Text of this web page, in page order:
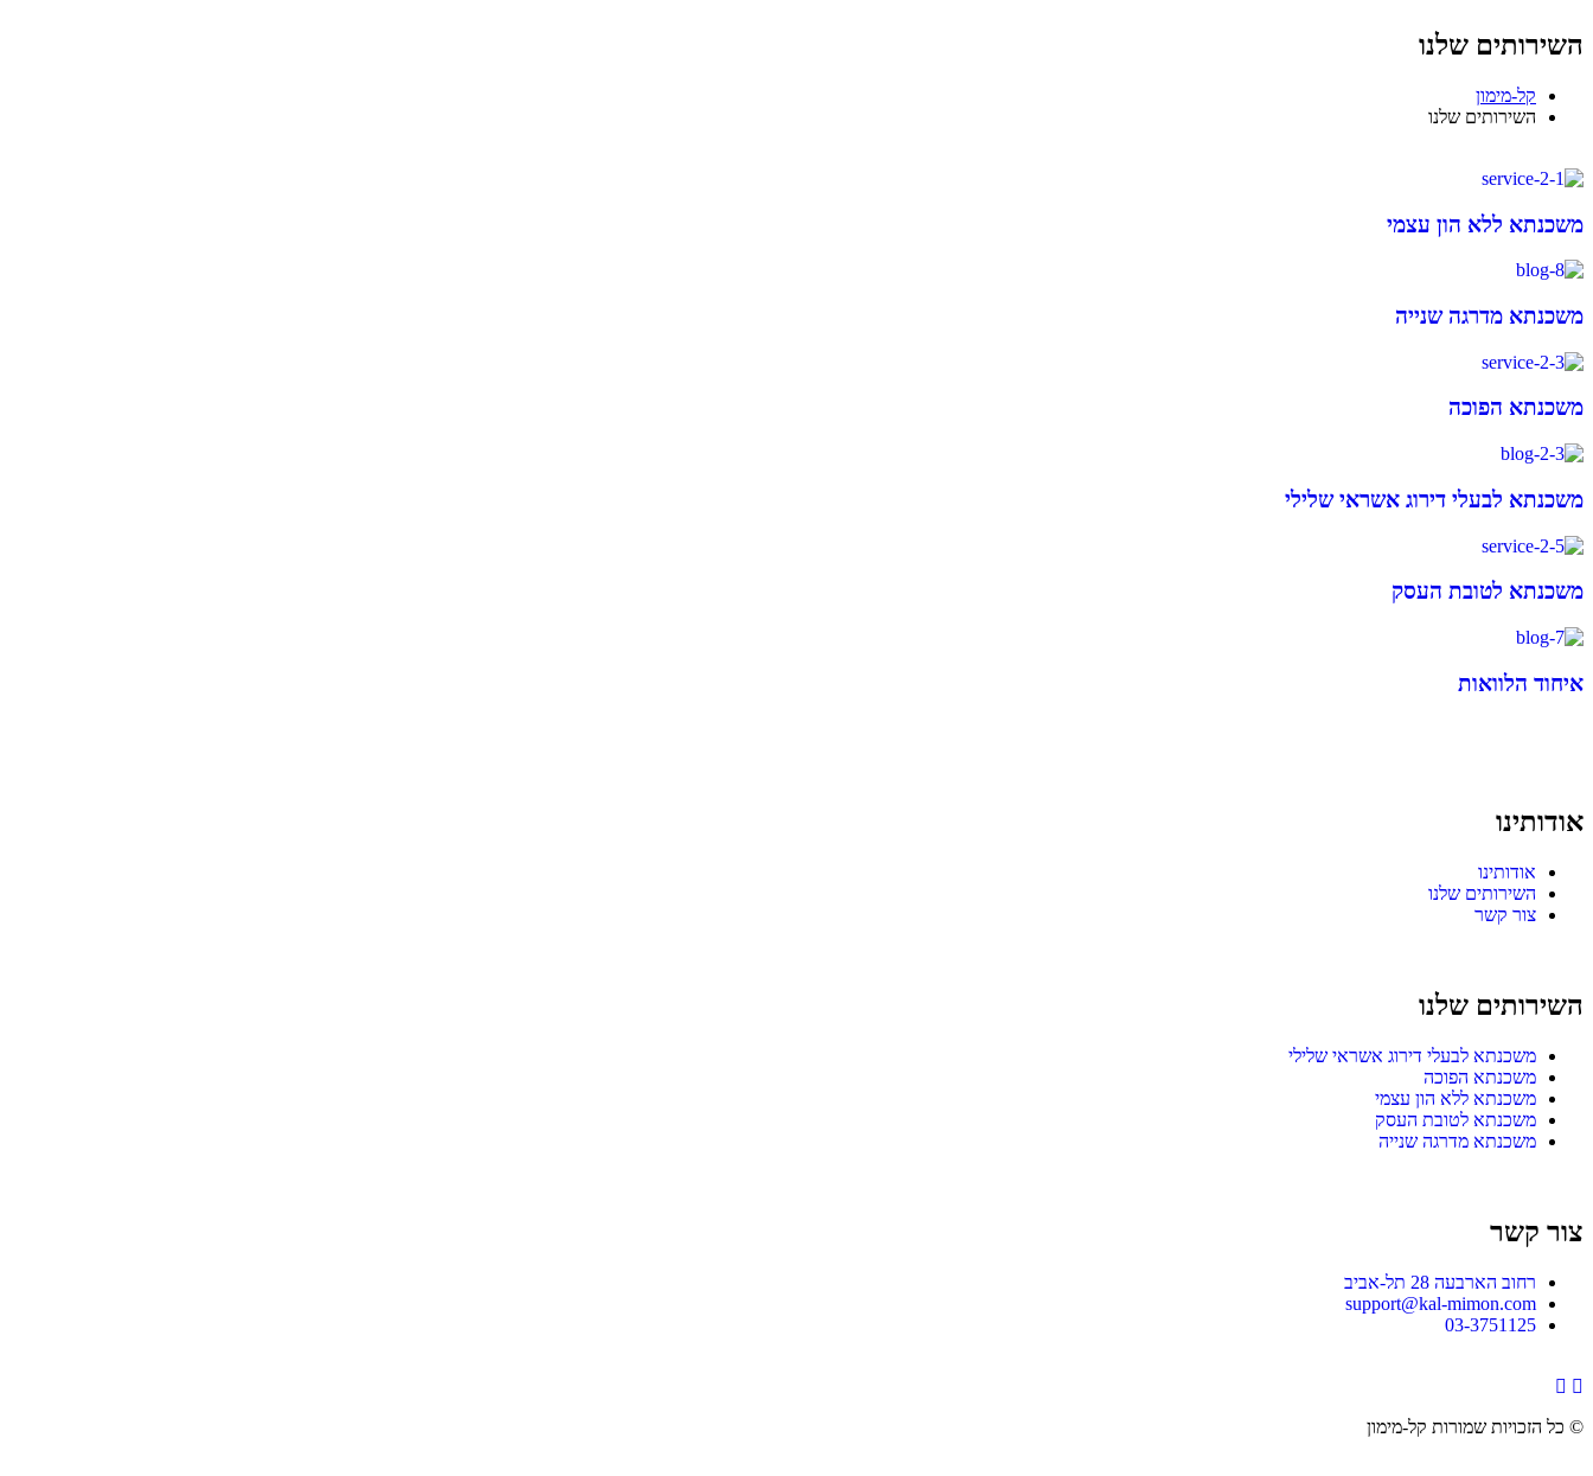
השירותים שלנו
קל-מימון
השירותים שלנו
משכנתא ללא הון עצמי
משכנתא מדרגה שנייה
משכנתא הפוכה
משכנתא לבעלי דירוג אשראי שלילי
משכנתא לטובת העסק
איחוד הלוואות
אודותינו
אודותינו
השירותים שלנו
צור קשר
השירותים שלנו
משכנתא לבעלי דירוג אשראי שלילי
משכנתא הפוכה
משכנתא ללא הון עצמי
משכנתא לטובת העסק
משכנתא מדרגה שנייה
צור קשר
רחוב הארבעה 28 תל-אביב
support@kal-mimon.com
03-3751125
Facebook
© כל הזכויות שמורות קל-מימון